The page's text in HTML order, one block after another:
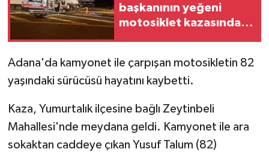
başkanının yeğeni
motosiklet kazasında
Adana'da kamyonet ile çarpışan motosikletin 82
yaşındaki sürücüsü hayatını kaybetti.
Kaza, Yumurtalık ilçesine bağlı Zeytinbeli
Mahallesi'nde meydana geldi. Kamyonet ile ara
sokaktan caddeye çıkan Yusuf Talum (82)
Gayrimenkul
GÜNDEM
Güvenlik
HABERDE İNSAN